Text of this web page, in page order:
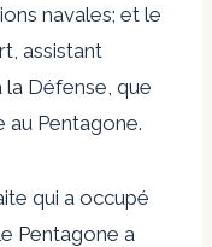
navales; et le
assistant
la Défense, que
au Pentagone.
qui a occupé
Pentagone a